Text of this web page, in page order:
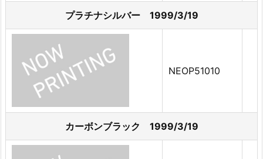
プラチナシルバー 1999/3/19
NEOP51010
カーボンブラック 1999/3/19